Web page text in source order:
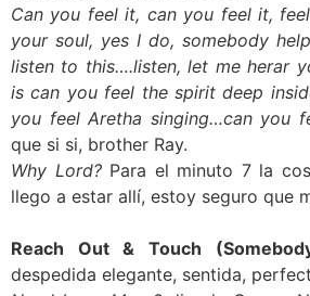
Can you feel it, can you feel it,
your soul, yes I do, somebody
listen to this….listen, let me herar
is can you feel the spirit deep
you feel Aretha singing…can you
que si si, brother Ray.
Why Lord? Para el minuto 7 la
llego a estar allí, estoy seguro que
Reach Out & Touch
despedida elegante, sentida,